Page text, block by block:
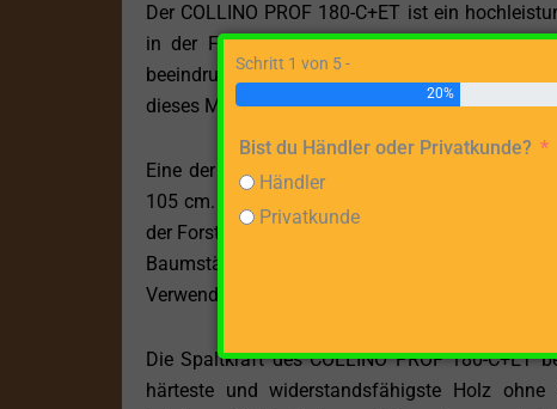
Der COLLINO PROF 180-C+ET ist ein
in der Forstwirtschaft, Landwirtschaft und
beeindruckenden technischen Daten und der
dieses Modell eine Vielzahl von Möglichkeiten
Eine der bemerkenswertesten Eigenschaften
105 cm. Diese außergewöhnliche Kapazität
der Forstwirtschaft und bei großen Bau- und
Baumstämme für den Bau von
Verwendungszwecke benötigen, dieser
Die Spaltkraft des COLLINO PROF 180-C+ET
härteste und widerstandsfähigste Holz ohne
Schritt 1 von 5 -
20%
Bist du Händler oder Privatkunde?
Händler
Privatkunde